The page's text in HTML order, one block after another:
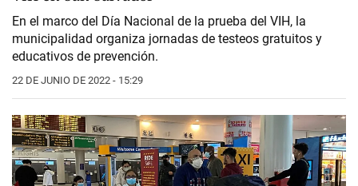
En el marco del Día Nacional de la prueba del VIH, la
municipalidad organiza jornadas de testeos gratuitos y
educativos de prevención.
22 DE JUNIO DE 2022 - 15:29